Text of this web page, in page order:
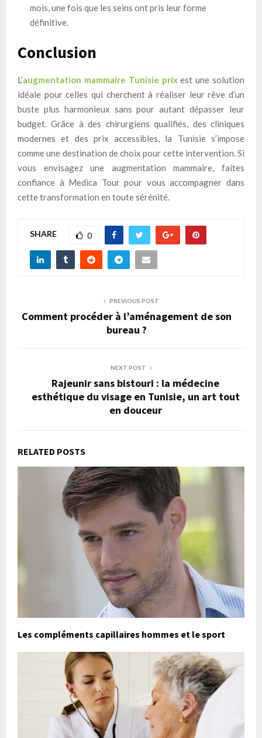
mois, une fois que les seins ont pris leur forme
définitive.
Conclusion
L’augmentation mammaire Tunisie prixest une solution
idéale pour celles qui cherchent à réaliser leur rêve d’un
buste plus harmonieux sans pour autant dépasser leur
budget. Grâce à des chirurgiens qualifiés, des cliniques
modernes et des prix accessibles, la Tunisie s’impose
comme une destination de choix pour cette intervention. Si
vous envisagez une augmentation mammaire, faites
confiance à Medica Tour pour vous accompagner dans
cette transformation en toute sérénité.
SHARE 0
PREVIOUS POST
Comment procéder à l’aménagement de son
bureau ?
NEXT POST
Rajeunir sans bistouri : la médecine
esthétique du visage en Tunisie, un art tout
en douceur
RELATED POSTS
Les compléments capillaires hommes et le sport